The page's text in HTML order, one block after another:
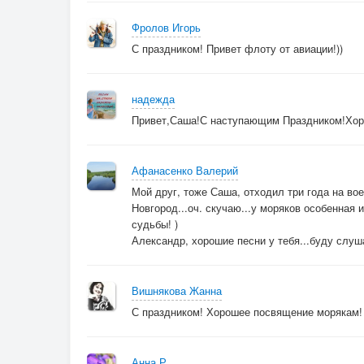
гитарная колышется струна,
о том как дома детские ручонки,
Фролов Игорь
С праздником! Привет флоту от авиации!))
надежда
Привет,Саша!С наступающим
Афанасенко Валерий
Мой друг, тоже Саша, отходил три года на
Новгород...оч. скучаю...у моряков особенная
судьбы! )
Александр, хорошие песни у тебя...буду
Вишнякова Жанна
С праздником! Хорошее посвящение